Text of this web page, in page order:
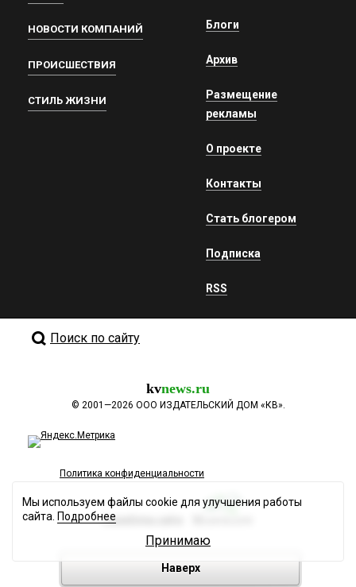
НОВОСТИ КОМПАНИЙ
ПРОИСШЕСТВИЯ
СТИЛЬ ЖИЗНИ
Блоги
Архив
Размещение
рекламы
О проекте
Контакты
Стать блогером
Подписка
RSS
Поиск по сайту
kvnews.ru
© 2001—2026 ООО ИЗДАТЕЛЬСКИЙ ДОМ «КВ».
Политика конфиденциальности
Разработка сайта
Наверх
Мы используем файлы cookie для улучшения работы
сайта. Подробнее
Принимаю